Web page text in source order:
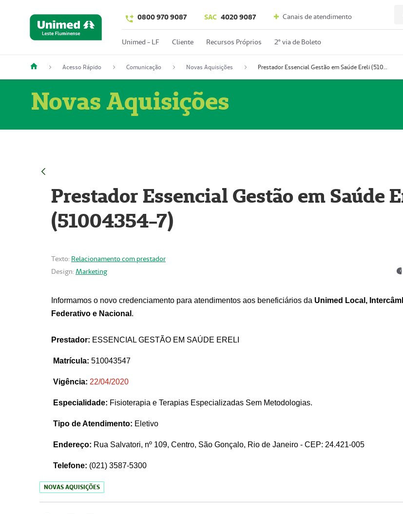
0800 970 9087 SAC 4020 9087 Canais de atendimento
Unimed - LF Cliente Recursos Próprios 2º via de Boleto
Acesso Rápido Comunicação Novas Aquisições Prestador Essencial Gestão em Saúde Ereli (51004354-7)
Novas Aquisições
Prestador Essencial Gestão em Saúde
(51004354-7)
Texto: Relacionamento com prestador
Design: Marketing
Informamos o novo credenciamento para atendimentos aos beneficiários da Unimed Local,
Federativo e Nacional .
Prestador: ESSENCIAL GESTÃO EM SAÚDE ERELI
Matrícula: 510043547
Vigência: 22/04/2020
Especialidade: Fisioterapia e Terapias Especializadas Sem Metodologias.
Tipo de Atendimento: Eletivo
Endereço: Rua Salvatori, nº 109, Centro, São Gonçalo, Rio de Janeiro - CEP: 24.421-005
Telefone: (021) 3587-5300
NOVAS AQUISIÇÕES